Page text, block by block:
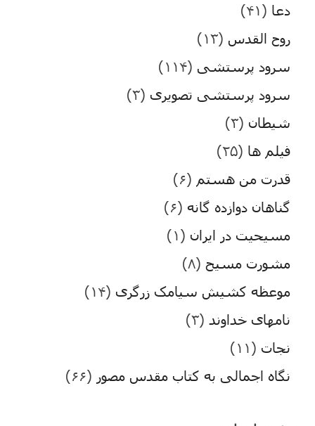
دعا (۴۱)
روح القدس (۱۳)
سرود پرستشی (۱۱۴)
سرود پرستشی تصویری (۳)
شیطان (۳)
فیلم ها (۲۵)
قدرت من هستم (۶)
گناهان دوازده گانه (۶)
مسیحیت در ایران (۱)
مشورت مسیح (۸)
موعظه کشیش سیامک زرگری (۱۴)
نامهای خداوند (۳)
نجات (۱۱)
نگاه اجمالی به کتاب مقدس مصور (۶۶)